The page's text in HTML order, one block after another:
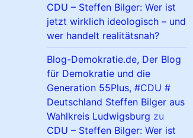
CDU – Steffen Bilger: Wer ist
jetzt wirklich ideologisch – und
wer handelt realitätsnah?
Blog-Demokratie.de, Der Blog
für Demokratie und die
Generation 55Plus, #CDU #
Deutschland Steffen Bilger aus
Wahlkreis Ludwigsburg zu
CDU – Steffen Bilger: Wer ist